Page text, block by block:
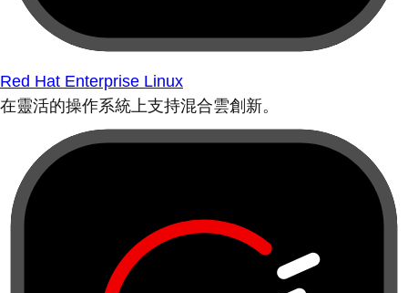
Red Hat Enterprise Linux
在靈活的操作系統上支持混合雲創新。